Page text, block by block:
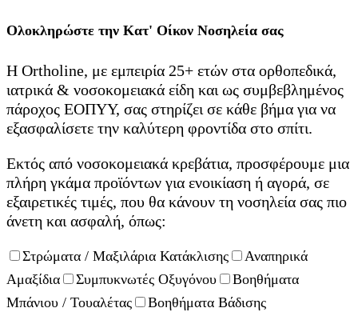
Ολοκληρώστε την Κατ' Οίκον Νοσηλεία σας
Η Ortholine, με εμπειρία 25+ ετών στα ορθοπεδικά,
ιατρικά & νοσοκομειακά είδη και ως συμβεβλημένος
πάροχος ΕΟΠΥΥ, σας στηρίζει σε κάθε βήμα για να
εξασφαλίσετε την καλύτερη φροντίδα στο σπίτι.
Εκτός από νοσοκομειακά κρεβάτια, προσφέρουμε μια
πλήρη γκάμα προϊόντων για ενοικίαση ή αγορά, σε
εξαιρετικές τιμές, που θα κάνουν τη νοσηλεία σας πιο
άνετη και ασφαλή, όπως:
Στρώματα / Μαξιλάρια Κατάκλισης
Αναπηρικά
Αμαξίδια
Συμπυκνωτές Οξυγόνου
Βοηθήματα
Μπάνιου / Τουαλέτας
Βοηθήματα Βάδισης